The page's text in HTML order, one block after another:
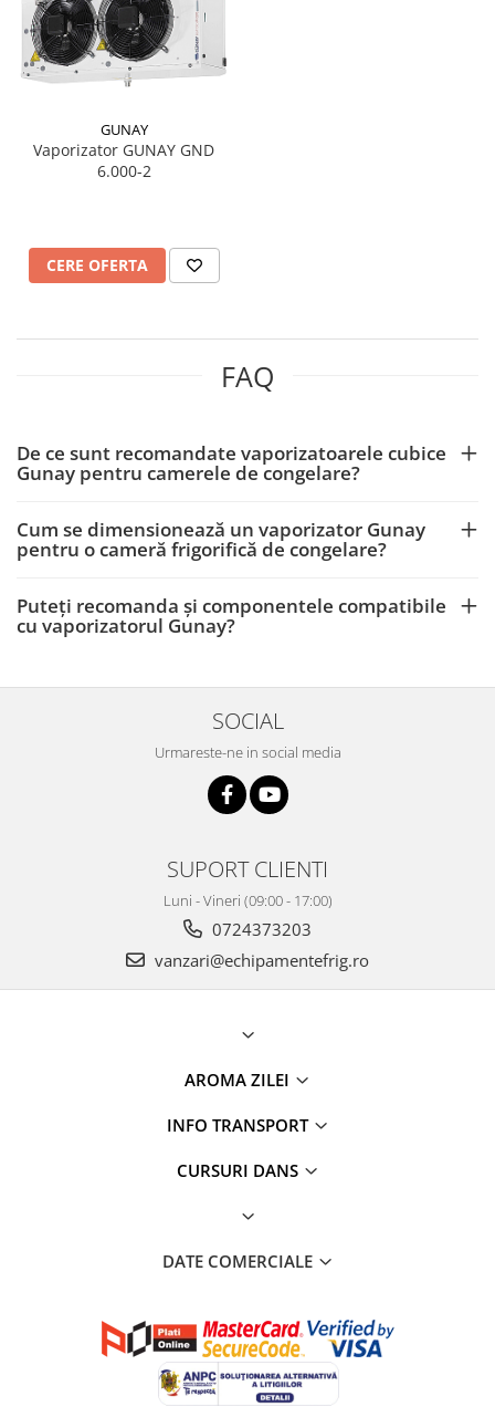
GUNAY
Vaporizator GUNAY GND
6.000-2
CERE OFERTA
FAQ
De ce sunt recomandate vaporizatoarele cubice
Gunay pentru camerele de congelare?
Cum se dimensionează un vaporizator Gunay
pentru o cameră frigorifică de congelare?
Puteți recomanda și componentele compatibile
cu vaporizatorul Gunay?
SOCIAL
Urmareste-ne in social media
SUPORT CLIENTI
Luni - Vineri (09:00 - 17:00)
0724373203
vanzari@echipamentefrig.ro
AROMA ZILEI
INFO TRANSPORT
CURSURI DANS
DATE COMERCIALE